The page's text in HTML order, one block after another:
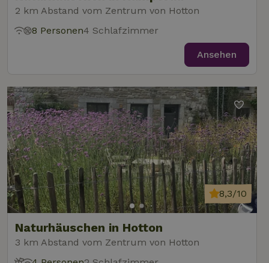
2 km Abstand vom Zentrum von Hotton
8 Personen4 Schlafzimmer
Ansehen
Naturhäuschen in Hotton
3 km Abstand vom Zentrum von Hotton
8,3/10